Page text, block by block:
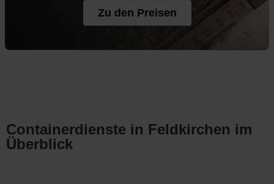
Zu den Preisen
Containerdienste in Feldkirchen im
Überblick